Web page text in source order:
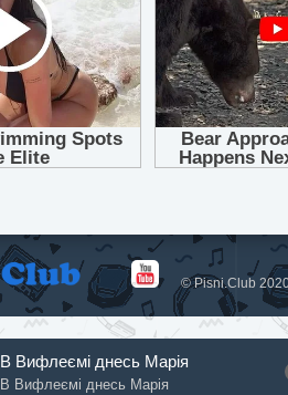
© Pisni.Club
В Вифлеємі днесь Марія
В Вифлеємі днесь Марія